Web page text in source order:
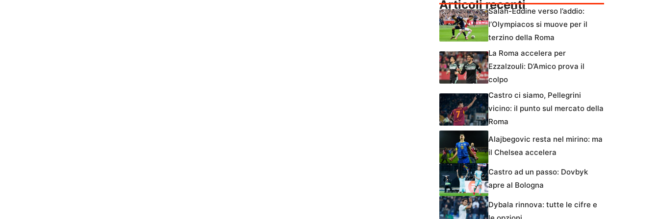
Articoli recentiSalah-Eddine verso l’addio:
l’Olympiacos si muove per il
terzino della Roma
La Roma accelera per
Ezzalzouli: D’Amico prova il
colpo
Castro ci siamo, Pellegrini
vicino: il punto sul mercato della
Roma
Alajbegovic resta nel mirino: ma
il Chelsea accelera
Castro ad un passo: Dovbyk
apre al Bologna
Dybala rinnova: tutte le cifre e